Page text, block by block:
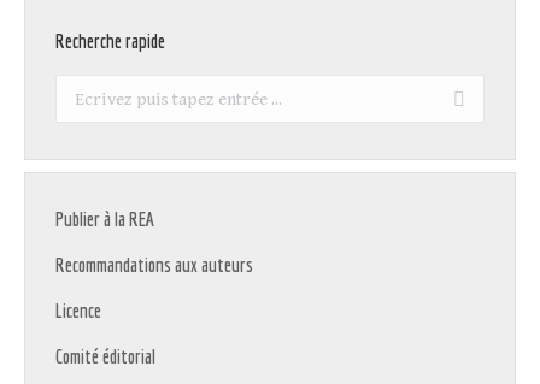
Recherche rapide
Recherche
Publier à la REA
Recommandations aux auteurs
Licence
Comité éditorial